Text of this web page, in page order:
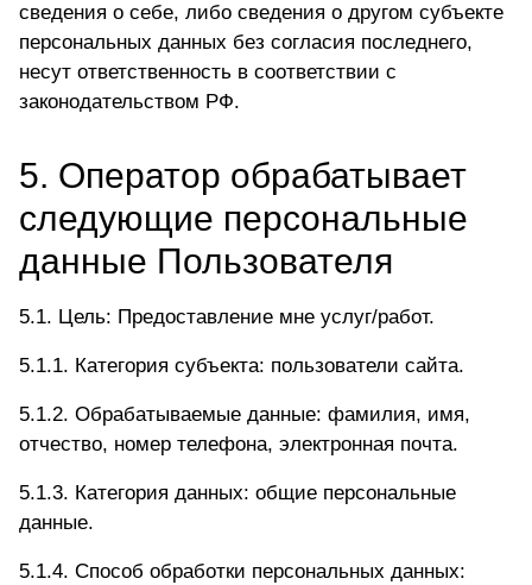
сведения о себе, либо сведения о другом субъекте
персональных данных без согласия последнего,
несут ответственность в соответствии с
законодательством РФ.
5. Оператор обрабатывает
следующие персональные
данные Пользователя
5.1. Цель: Предоставление мне услуг/работ.
5.1.1. Категория субъекта: пользователи сайта.
5.1.2. Обрабатываемые данные: фамилия, имя,
отчество, номер телефона, электронная почта.
5.1.3. Категория данных: общие персональные
данные.
5.1.4. Способ обработки персональных данных: